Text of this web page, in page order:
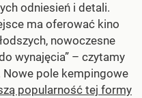
odniesień i detali.
ma oferować kino
nowoczesne
wynajęcia” – czytamy
pole kempingowe
popularność tej formy